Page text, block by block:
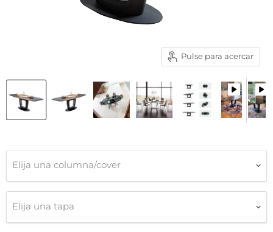
Pulse para acercar
Elija una columna/cover
Elija una tapa